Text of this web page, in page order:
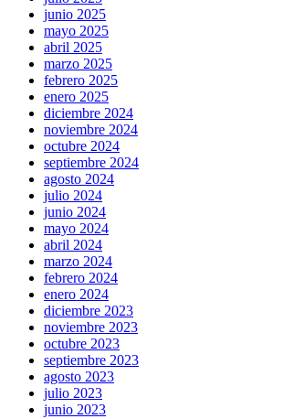
junio 2025
mayo 2025
abril 2025
marzo 2025
febrero 2025
enero 2025
diciembre 2024
noviembre 2024
octubre 2024
septiembre 2024
agosto 2024
julio 2024
junio 2024
mayo 2024
abril 2024
marzo 2024
febrero 2024
enero 2024
diciembre 2023
noviembre 2023
octubre 2023
septiembre 2023
agosto 2023
julio 2023
junio 2023